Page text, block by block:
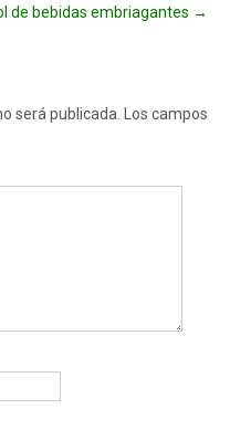
de bebidas embriagantes →
será publicada.
Los campos